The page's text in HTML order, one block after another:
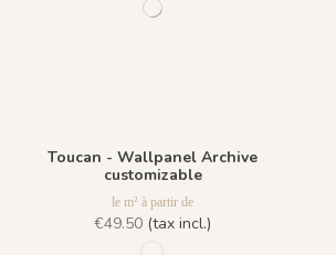
Toucan - Wallpanel Archive
customizable
le m² à partir de
€49.50 (tax incl.)